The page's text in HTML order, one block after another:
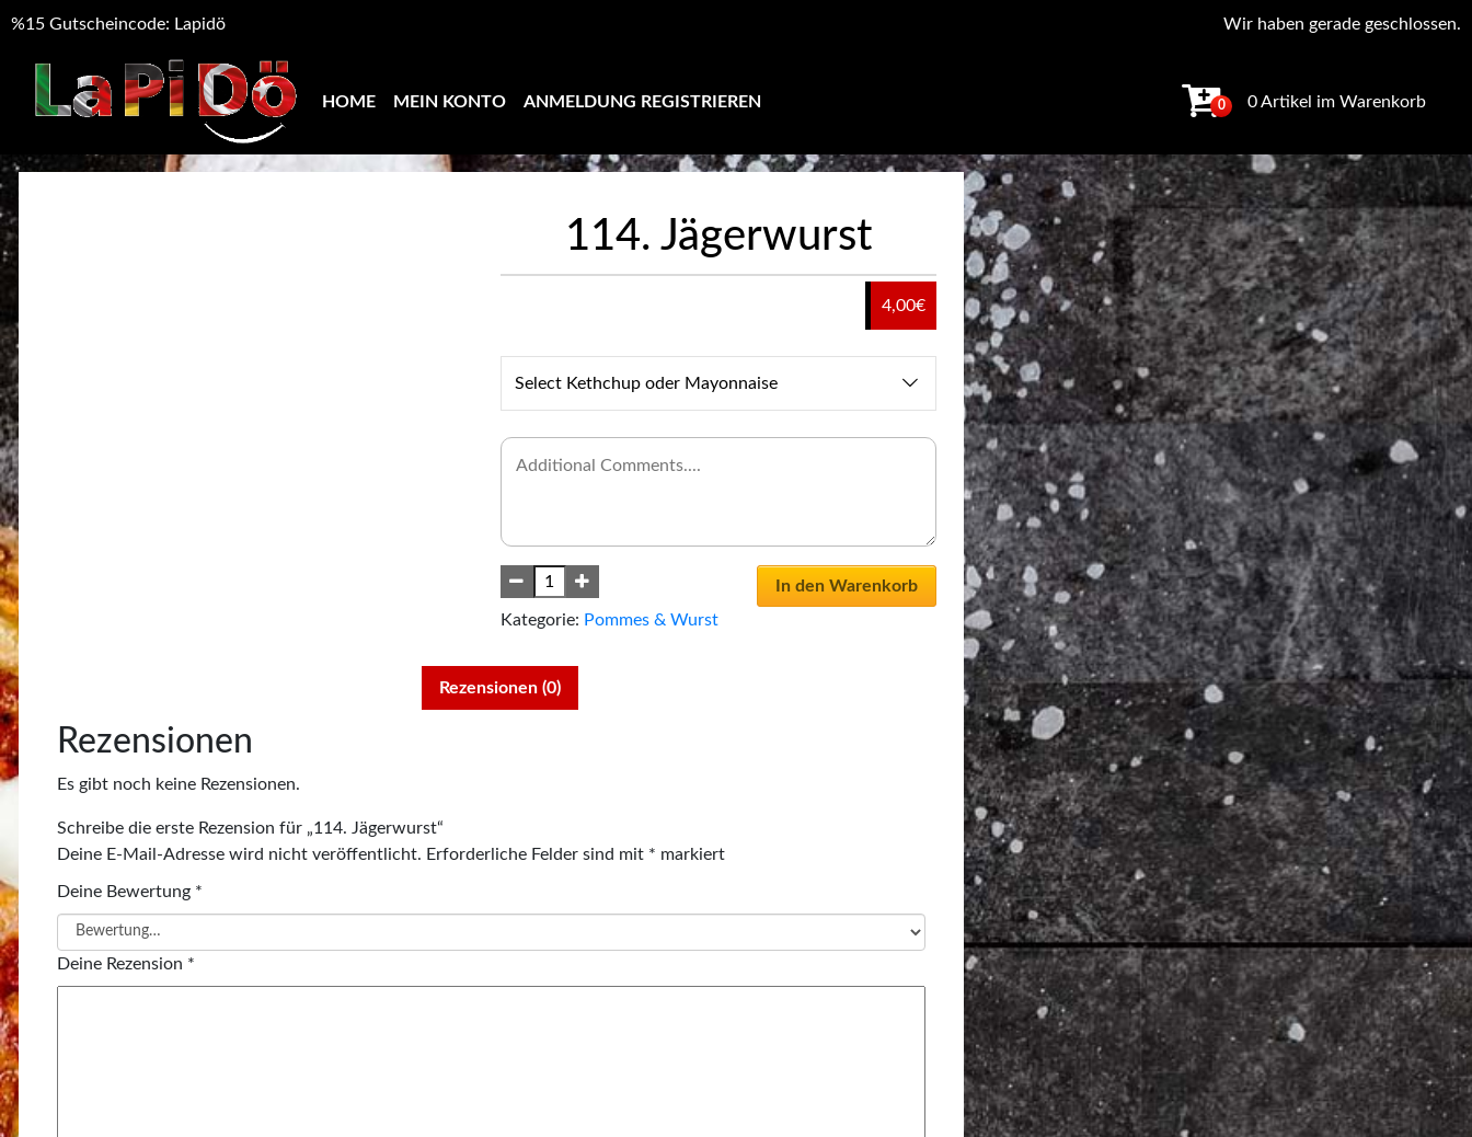
%15 Gutscheincode: Lapidö Wir haben gerade geschlossen.
HOME MEIN KONTO ANMELDUNG REGISTRIEREN 0 0 Artikel im Warenkorb
114. Jägerwurst
4,00€
Select Kethchup oder Mayonnaise
In den Warenkorb
Kategorie: Pommes & Wurst
Rezensionen (0)
Rezensionen
Es gibt noch keine Rezensionen.
Schreibe die erste Rezension für „114. Jägerwurst“
Deine E-Mail-Adresse wird nicht veröffentlicht. Erforderliche Felder sind mit * markiert
Deine Bewertung *
Deine Rezension *